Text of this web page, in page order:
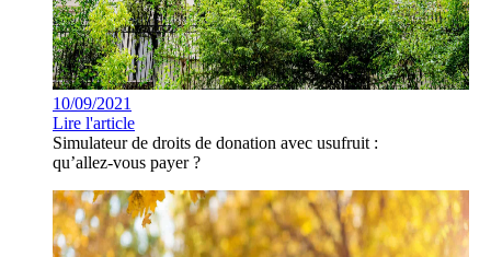
10/09/2021
Lire l'article
Simulateur de droits de donation avec usufruit :
qu’allez-vous payer ?